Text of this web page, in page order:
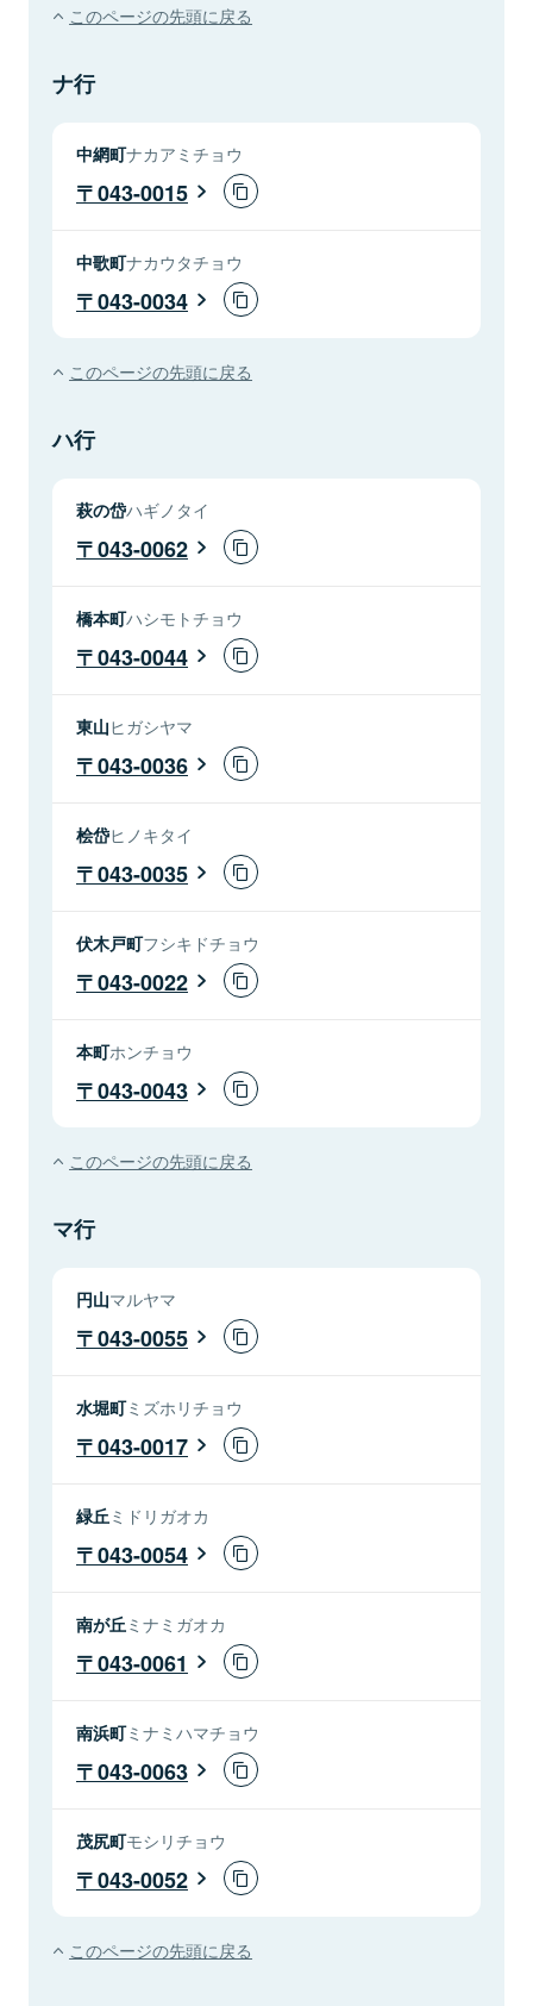
このページの先頭に戻る
ナ行
中網町ナカアミチョウ
043-0015
中歌町ナカウタチョウ
043-0034
このページの先頭に戻る
ハ行
萩の岱ハギノタイ
043-0062
橋本町ハシモトチョウ
043-0044
東山ヒガシヤマ
043-0036
桧岱ヒノキタイ
043-0035
伏木戸町フシキドチョウ
043-0022
本町ホンチョウ
043-0043
このページの先頭に戻る
マ行
円山マルヤマ
043-0055
水堀町ミズホリチョウ
043-0017
緑丘 ミドリガオカ
043-0054
南が丘 ミナミガオカ
043-0061
南浜町ミナミハマチョウ
043-0063
茂尻町モシリチョウ
043-0052
このページの先頭に戻る